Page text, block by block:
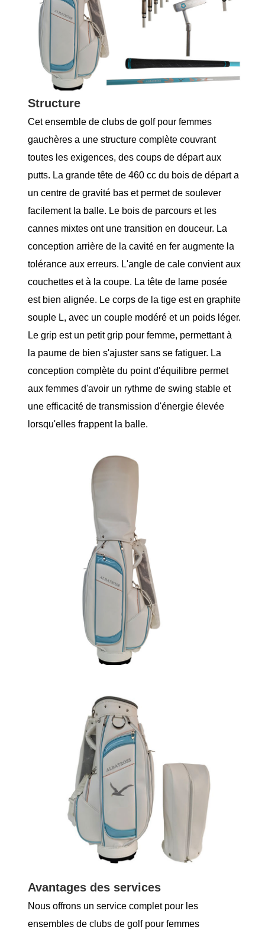
Structure
Cet ensemble de clubs de golf pour femmes
gauchères a une structure complète couvrant
toutes les exigences, des coups de départ aux
putts. La grande tête de 460 cc du bois de départ a
un centre de gravité bas et permet de soulever
facilement la balle. Le bois de parcours et les
cannes mixtes ont une transition en douceur. La
conception arrière de la cavité en fer augmente la
tolérance aux erreurs. L'angle de cale convient aux
couchettes et à la coupe. La tête de lame posée
est bien alignée. Le corps de la tige est en graphite
souple L, avec un couple modéré et un poids léger.
Le grip est un petit grip pour femme, permettant à
la paume de bien s'ajuster sans se fatiguer. La
conception complète du point d'équilibre permet
aux femmes d'avoir un rythme de swing stable et
une efficacité de transmission d'énergie élevée
lorsqu'elles frappent la balle.
Avantages des services
Nous offrons un service complet pour les
ensembles de clubs de golf pour femmes